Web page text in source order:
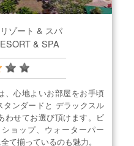
ゾート & スパ
& SPA
、心地よいお部屋をお手頃
ンダードと デラックスル
わせてお選び頂けます。ビ
ョップ、ウォーターパー
て揃っているのも魅力。